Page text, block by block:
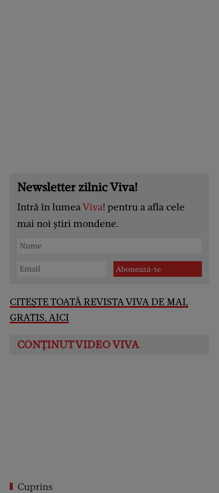
Newsletter zilnic Viva!
Intră în lumeaViva! pentru a afla cele
mai noi știri mondene.
CITEȘTE TOATĂ REVISTA VIVA DE MAI,
GRATIS, AICI
Cuprins